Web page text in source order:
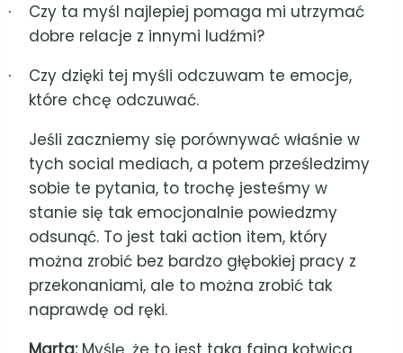
·
Czy ta myśl najlepiej pomaga mi utrzymać
dobre relacje z innymi ludźmi?
·
Czy dzięki tej myśli odczuwam te emocje,
które chcę odczuwać.
Jeśli zaczniemy się porównywać właśnie w
tych social mediach, a potem prześledzimy
sobie te pytania, to trochę jesteśmy w
stanie się tak emocjonalnie powiedzmy
odsunąć. To jest taki action item, który
można zrobić bez bardzo głębokiej pracy z
przekonaniami, ale to można zrobić tak
naprawdę od ręki.